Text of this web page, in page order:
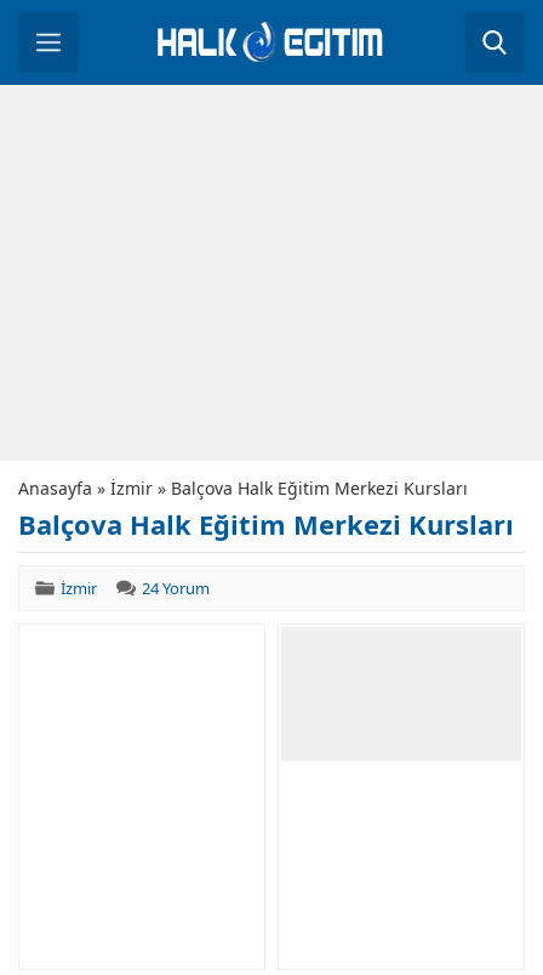
Anasayfa » İzmir » Balçova Halk Eğitim Merkezi Kursları
Balçova Halk Eğitim Merkezi Kursları
İzmir 24 Yorum